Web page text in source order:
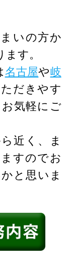
いの方か
す。
名古屋や岐
だきやす
気軽にご
近く、ま
すのでお
と思いま